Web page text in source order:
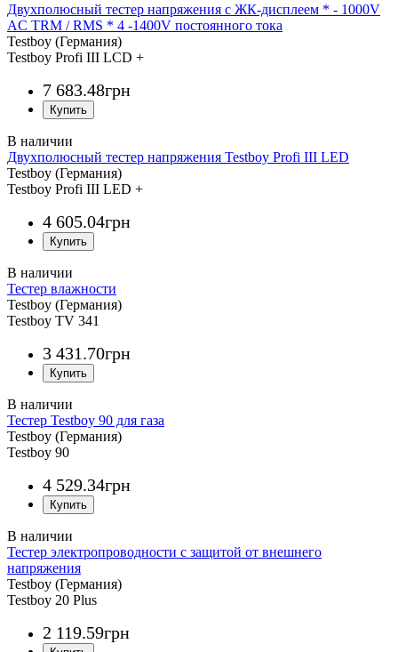
Двухполюсный тестер напряжения с ЖК-дисплеем * - 1000V
AC TRM / RMS * 4 -1400V постоянного тока
Testboy (Германия)
Testboy Profi III LCD +
7 683.48грн
Двухполюсный тестер напряжения Testboy Profi III LED
Testboy (Германия)
Testboy Profi III LED +
4 605.04грн
Тестер влажности
Testboy (Германия)
Testboy TV 341
3 431.70грн
Тестер Testboy 90 для газа
Testboy (Германия)
Testboy 90
4 529.34грн
Тестер электропроводности с защитой от внешнего
напряжения
Testboy (Германия)
Testboy 20 Plus
2 119.59грн